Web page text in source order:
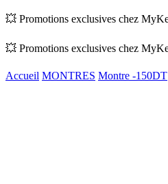
💥 Promotions exclusives chez
💥 Promotions exclusives chez
Accueil MONTRES Montre -150DT